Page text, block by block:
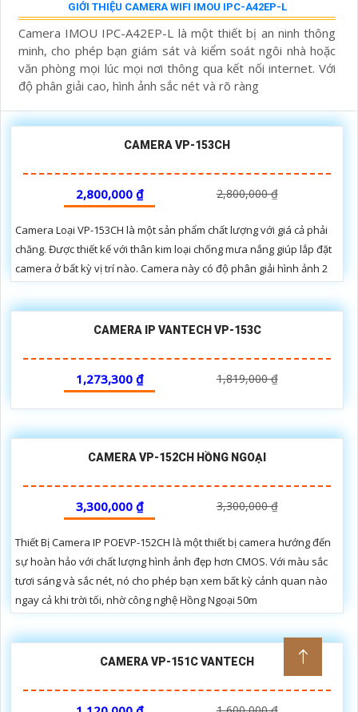
GIỚI THIỆU CAMERA WIFI IMOU IPC-A42EP-L
Camera IMOU IPC-A42EP-L là một thiết bị an ninh thông
minh, cho phép bạn giám sát và kiểm soát ngôi nhà hoặc
văn phòng mọi lúc mọi nơi thông qua kết nối internet. Với
độ phân giải cao, hình ảnh sắc nét và rõ ràng
CAMERA VP-153CH
2,800,000 ₫ 2,800,000 ₫
Camera Loại VP-153CH là một sản phẩm chất lượng với giá cả phải
chăng. Được thiết kế với thân kim loại chống mưa nắng giúp lắp đặt
camera ở bất kỳ vị trí nào. Camera này có độ phân giải hình ảnh 2
CAMERA IP VANTECH VP-153C
1,273,300 ₫ 1,819,000 ₫
CAMERA VP-152CH HỒNG NGOẠI
3,300,000 ₫ 3,300,000 ₫
Thiết Bị Camera IP POEVP-152CH là một thiết bị camera hướng đến
sự hoàn hảo với chất lượng hình ảnh đẹp hơn CMOS. Với màu sắc
tươi sáng và sắc nét, nó cho phép bạn xem bất kỳ cảnh quan nào
ngay cả khi trời tối, nhờ công nghệ Hồng Ngoại 50m
CAMERA VP-151C VANTECH